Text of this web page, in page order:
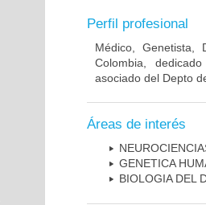
Perfil profesional
Médico, Genetista,
Colombia,
asociado del Depto
Áreas de interés
GENETICA
BIOLOGIA DEL